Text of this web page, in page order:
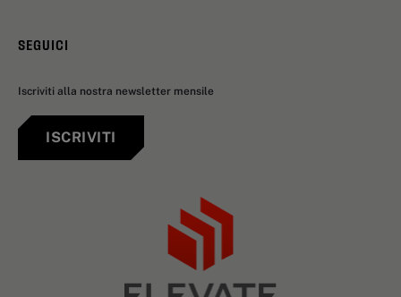
SEGUICI
Iscriviti alla nostra newsletter mensile
ISCRIVITI